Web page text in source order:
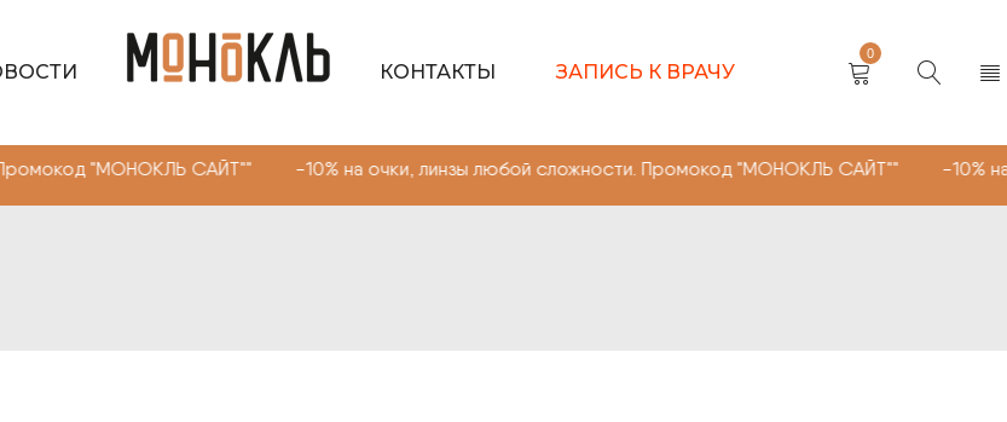
КОНТАКТЫ ЗАПИСЬ К ВРАЧУ
0
САЙТ"" -10% на очки, линзы любой сложности. Промокод "МОНОКЛЬ САЙТ"" -10% на